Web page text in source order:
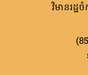
វិមានរដ្ឋ